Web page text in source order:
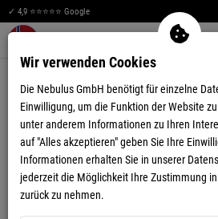
✓ 4,9 ⭐⭐⭐⭐⭐ Google
ROLLI WARMER HERREN
Wir verwenden Cookies
Die Nebulus GmbH benötigt für einzelne
Einwilligung, um die Funktion der Website
unter anderem Informationen zu Ihren
auf "Alles akzeptieren" geben Sie Ihre
Informationen erhalten Sie in unserer
jederzeit die Möglichkeit Ihre Zustimmung
zurück zu nehmen.